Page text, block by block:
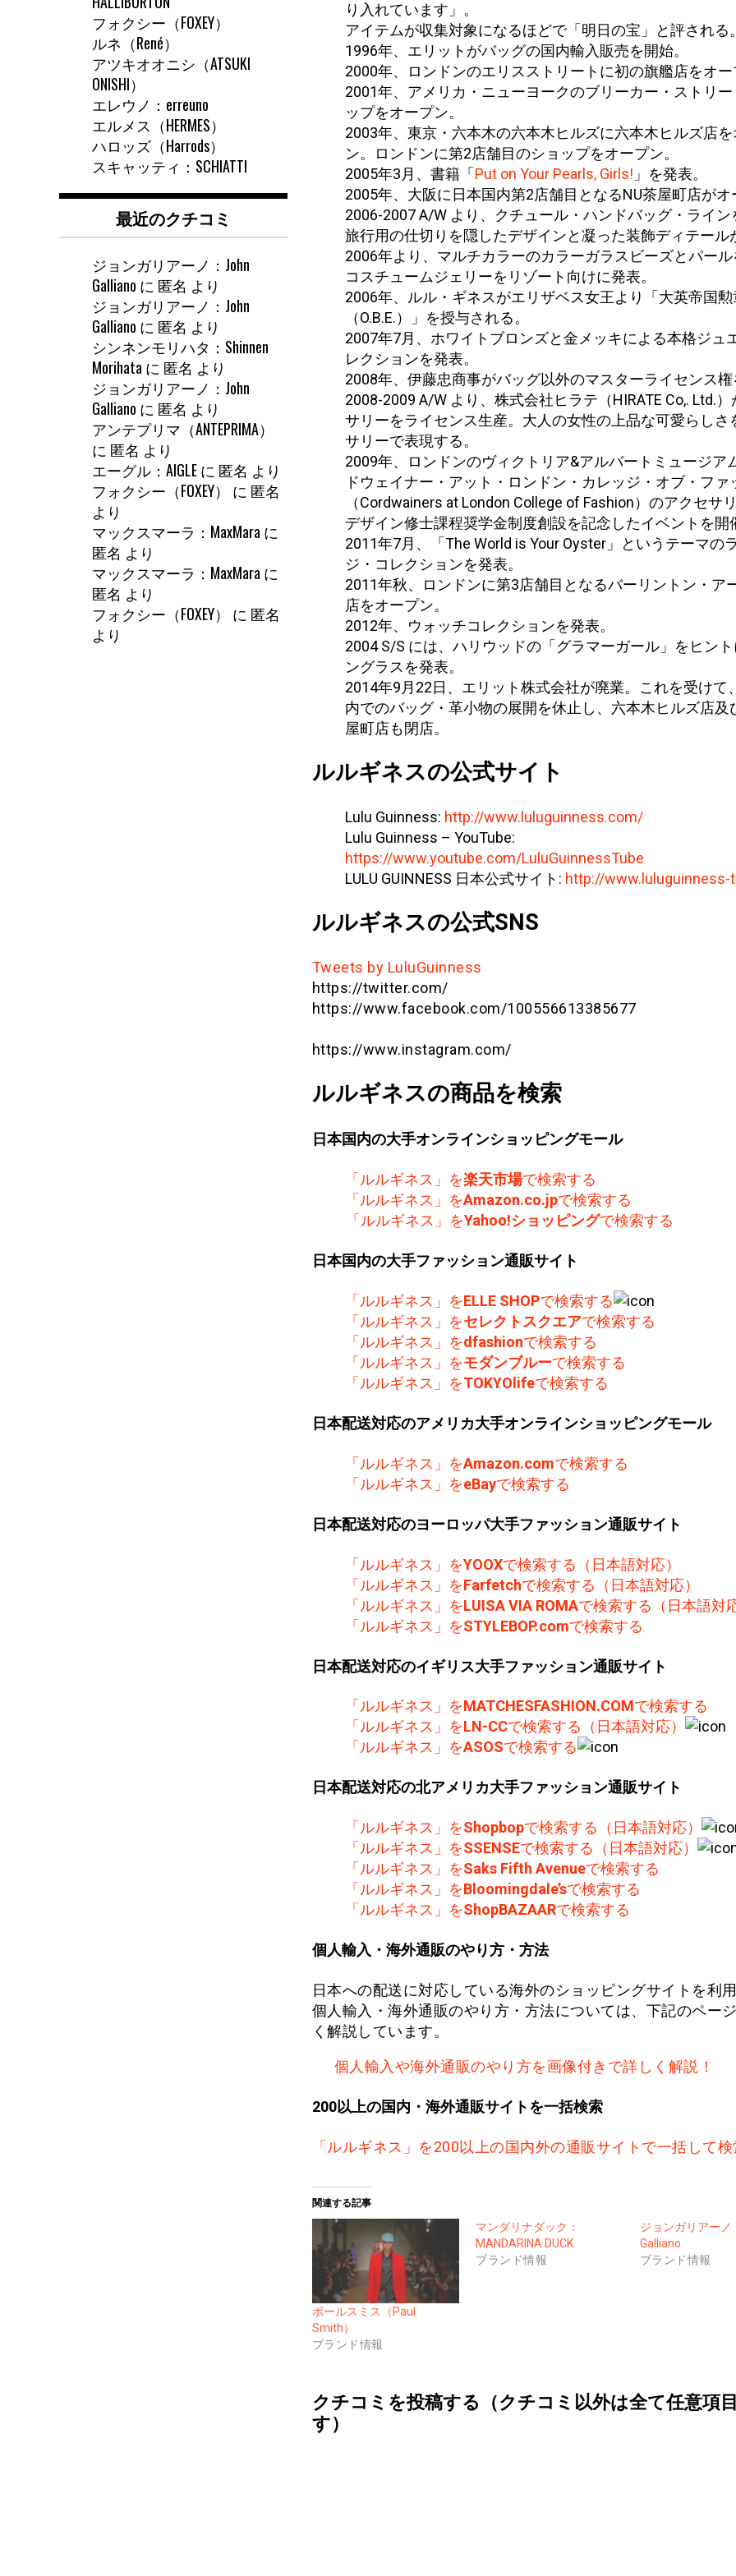
り入れています」。
アイテムが収集対象になるほどで「明日の宝」と評される
1996年、エリットがバッグの国内輸入販売を開始。
2000年、ロンドンのエリスストリートに初の旗艦店をオ
2001年、アメリカ・ニューヨークのブリーカー・ストリ
ップをオープン。
2003年、東京・六本木の六本木ヒルズに六本木ヒルズ店
ン。ロンドンに第2店舗目のショップをオープン。
2005年3月、書籍「 Put on Your Pearls, Girls! 」を発表。
2005年、大阪に日本国内第2店舗目となるNU茶屋町店がオ
2006-2007 A/W より、クチュール・ハンドバッグ・ライン
旅行用の仕切りを隠したデザインと凝った装飾ディテール
2006年より、マルチカラーのカラーガラスビーズとパー
コスチュームジェリーをリゾート向けに発表。
2006年、ルル・ギネスがエリザベス女王より「大英帝国勲
（O.B.E.）」を授与される。
2007年7月、ホワイトブロンズと金メッキによる本格ジュ
レクションを発表。
2008年、伊藤忠商事がバッグ以外のマスターライセンス
2008-2009 A/W より、株式会社ヒラテ（HIRATE Co,. Ltd.
サリーをライセンス生産。大人の女性の上品な可愛らしさ
サリーで表現する。
2009年、ロンドンのヴィクトリア&アルバートミュージア
ドウェイナー・アット・ロンドン・カレッジ・オブ・ファ
（Cordwainers at London College of Fashion）のアクセサ
デザイン修士課程奨学金制度創設を記念したイベントを開
2011年7月、「The World is Your Oyster」というテーマの
ジ・コレクションを発表。
2011年秋、ロンドンに第3店舗目となるバーリントン・ア
店をオープン。
2012年、ウォッチコレクションを発表。
2004 S/S には、ハリウッドの「グラマーガール」をヒン
ングラスを発表。
2014年9月22日、エリット株式会社が廃業。これを受けて
内でのバッグ・革小物の展開を休止し、六本木ヒルズ店及
屋町店も閉店。
ルルギネスの公式サイト
Lulu Guinness: http://www.luluguinness.com/
Lulu Guinness – YouTube:
https://www.youtube.com/LuluGuinnessTube
LULU GUINNESS 日本公式サイト: http://www.luluguinness-
ルルギネスの公式SNS
Tweets by LuluGuinness
https://twitter.com/
https://www.facebook.com/100556613385677
https://www.instagram.com/
ルルギネスの商品を検索
日本国内の大手オンラインショッピングモール
「ルルギネス」を楽天市場で検索する
「ルルギネス」をAmazon.co.jpで検索する
「ルルギネス」をYahoo!ショッピングで検索する
日本国内の大手ファッション通販サイト
「ルルギネス」をELLE SHOPで検索する
「ルルギネス」をセレクトスクエアで検索する
「ルルギネス」をdfashionで検索する
「ルルギネス」をモダンブルーで検索する
「ルルギネス」をTOKYOlifeで検索する
日本配送対応のアメリカ大手オンラインショッピングモール
「ルルギネス」をAmazon.comで検索する
「ルルギネス」をeBayで検索する
日本配送対応のヨーロッパ大手ファッション通販サイト
「ルルギネス」をYOOXで検索する（日本語対応）
「ルルギネス」をFarfetchで検索する（日本語対応）
「ルルギネス」をLUISA VIA ROMAで検索する（日本語対
「ルルギネス」をSTYLEBOP.comで検索する
日本配送対応のイギリス大手ファッション通販サイト
「ルルギネス」をMATCHESFASHION.COMで検索する
「ルルギネス」をLN-CCで検索する（日本語対応）
「ルルギネス」をASOSで検索する
日本配送対応の北アメリカ大手ファッション通販サイト
「ルルギネス」をShopbopで検索する（日本語対応）
「ルルギネス」をSSENSEで検索する（日本語対応）
「ルルギネス」をSaks Fifth Avenueで検索する
「ルルギネス」をBloomingdale’sで検索する
「ルルギネス」をShopBAZAARで検索する
個人輸入・海外通販のやり方・方法
日本への配送に対応している海外のショッピングサイトを利
個人輸入・海外通販のやり方・方法については、下記のペー
く解説しています。
個人輸入や海外通販のやり方を画像付きで詳しく解説！
200以上の国内・海外通販サイトを一括検索
「ルルギネス」を200以上の国内外の通販サイトで一括して
関連する記事
ポールスミス（Paul
Smith）
ブランド情報
マンダリナダック：
MANDARINA DUCK
ブランド情報
ジョンガリアーノ
Galliano
ブランド情報
クチコミを投稿する（クチコミ以外は全て任意項
す）
フォクシー（FOXEY）
ルネ（René）
アツキオオニシ（ATSUKI
ONISHI）
エレウノ：erreuno
エルメス（HERMES）
ハロッズ（Harrods）
スキャッティ：SCHIATTI
最近のクチコミ
ジョンガリアーノ：John
Galliano に 匿名 より
ジョンガリアーノ：John
Galliano に 匿名 より
シンネンモリハタ：Shinnen
Morihataに 匿名 より
ジョンガリアーノ：John
Galliano に 匿名 より
アンテプリマ（ANTEPRIMA）
に 匿名 より
エーグル：AIGLEに 匿名 より
フォクシー（FOXEY）
に 匿名
より
マックスマーラ：MaxMaraに
匿名 より
マックスマーラ：MaxMaraに
匿名 より
フォクシー（FOXEY）
に 匿名
より